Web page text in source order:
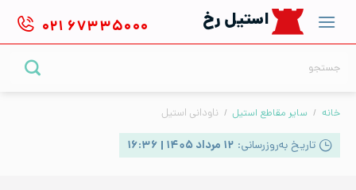
content
استیل رخ ۰۲۱ ۶۷۳۳۵۰۰۰
خانه / سایر مقاطع استیل / ناودانی استیل
تاریخ به‌روزرسانی: ۱۲ مرداد ۱۴۰۵ | ۱۶:۳۶